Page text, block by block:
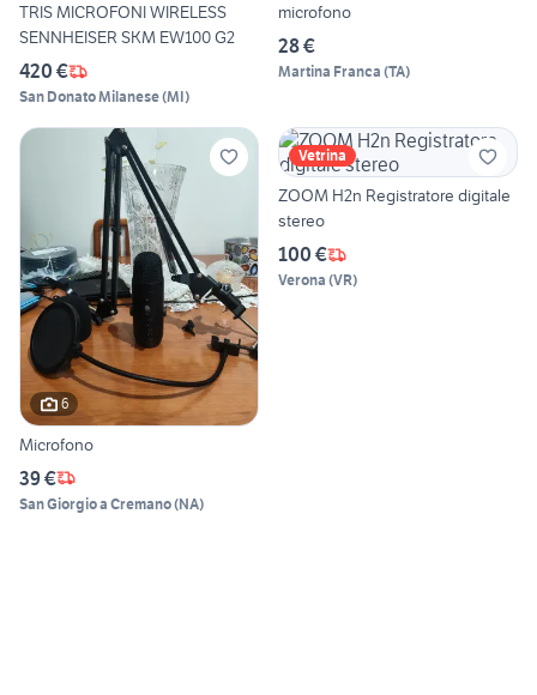
TRIS MICROFONI WIRELESS
SENNHEISER SKM EW100 G2
420 €
San Donato Milanese(MI)
microfono
28 €
Martina Franca (TA)
6
Microfono
39 €
San Giorgio a Cremano(NA)
Vetrina
ZOOM H2n Registratore digitale
stereo
100 €
Verona (VR)